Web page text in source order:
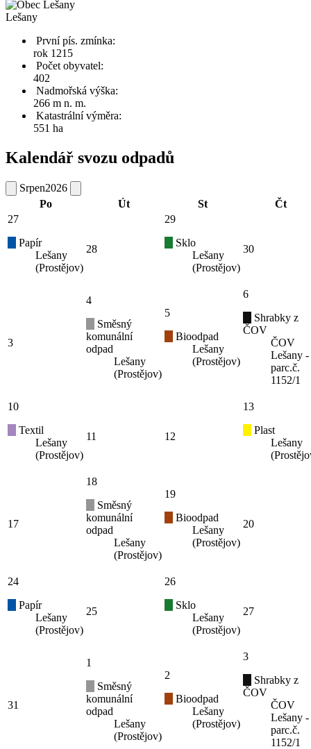
Lešany
První pís. zmínka:
rok 1215
Počet obyvatel:
402
Nadmořská výška:
266 m n. m.
Katastrální výměra:
551 ha
Kalendář svozu odpadů
Srpen2026
Po
Út St
Čt
27
Papír
Lešany
(Prostějov)
28
29
Sklo
Lešany
(Prostějov)
30
3
4
Směsný
komunální
odpad
Lešany
(Prostějov)
5
Bioodpad
Lešany
(Prostějov)
6
Shrabky z
ČOV
ČOV
Lešany -
parc.č.
1152/1
10
Textil
Lešany
(Prostějov)
11 12
13
Plast
Lešany
17
18
Směsný
komunální
odpad
Lešany
(Prostějov)
19
Bioodpad
Lešany
(Prostějov)
20
24
Papír
Lešany
(Prostějov)
25
26
Sklo
Lešany
(Prostějov)
27
31
1
Směsný
komunální
odpad
Lešany
(Prostějov)
2
Bioodpad
Lešany
(Prostějov)
3
Shrabky z
ČOV
ČOV
Lešany -
parc.č.
1152/1